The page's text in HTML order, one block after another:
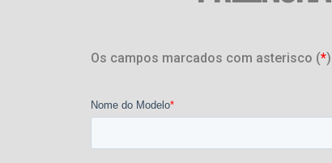
Os campos marcados com asterisco (*